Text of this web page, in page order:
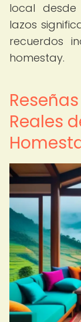
local
lazos
recuerdos
homestay.
Reales